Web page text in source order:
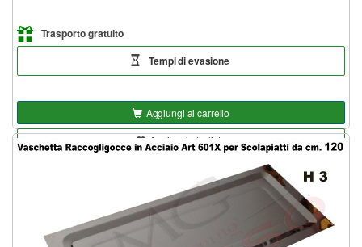
Trasporto gratuito
Tempi di evasione
Aggiungi al carrello
Aggiungi alla lista